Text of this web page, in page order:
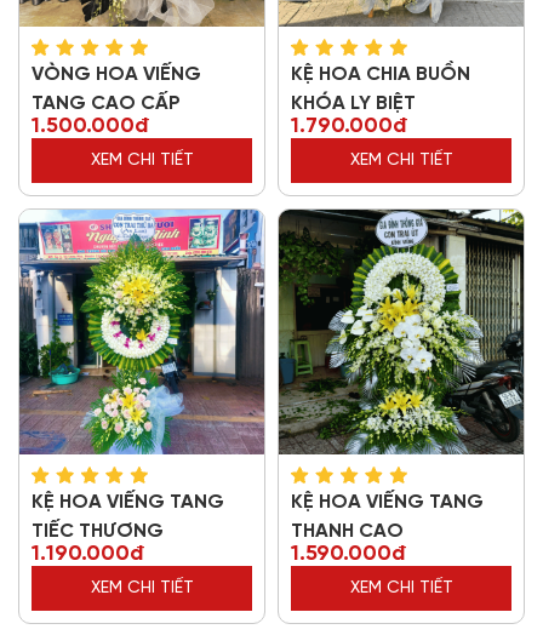
VÒNG HOA VIẾNG
TANG CAO CẤP
1.500.000đ
XEM CHI TIẾT
KỆ HOA CHIA BUỒN
KHÓA LY BIỆT
1.790.000đ
XEM CHI TIẾT
KỆ HOA VIẾNG TANG
TIẾC THƯƠNG
1.190.000đ
XEM CHI TIẾT
KỆ HOA VIẾNG TANG
THANH CAO
1.590.000đ
XEM CHI TIẾT